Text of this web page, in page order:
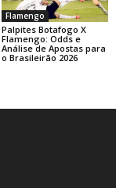
Flamengo
Palpites Botafogo X
Flamengo: Odds e
Análise de Apostas para
o Brasileirão 2026